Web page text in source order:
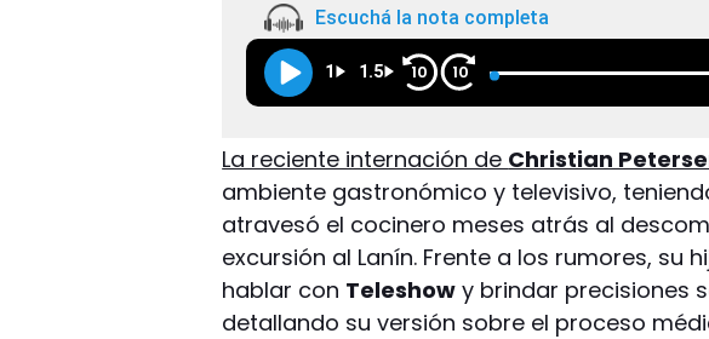
Escuchá la nota completa
1 1.5 10 10
La reciente internación de Christian
ambiente gastronómico y televisivo,
atravesó el cocinero meses atrás al
excursión al Lanín. Frente a los rumores, su
hablar con Teleshow y brindar precisiones
detallando su versión sobre el proceso